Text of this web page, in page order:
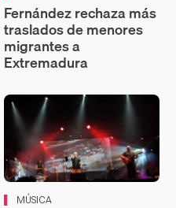
Fernández rechaza más
traslados de menores
migrantes a
Extremadura
MÚSICA